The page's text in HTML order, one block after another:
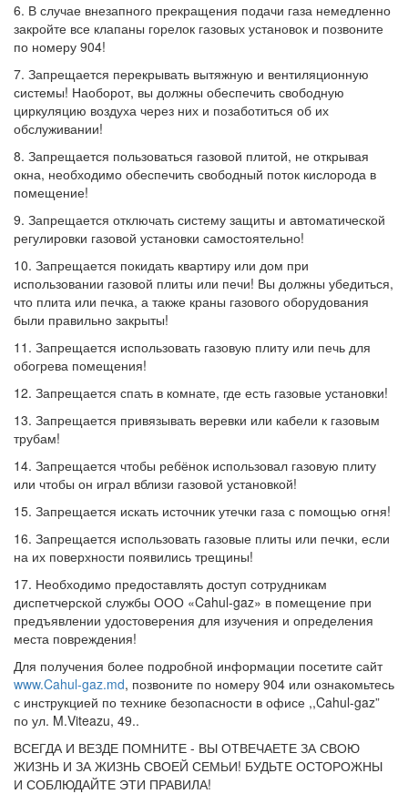
6. В случае внезапного прекращения подачи газа немедленно
закройте все клапаны горелок газовых установок и позвоните
по номеру 904!
7. Запрещается перекрывать вытяжную и вентиляционную
системы! Наоборот, вы должны обеспечить свободную
циркуляцию воздуха через них и позаботиться об их
обслуживании!
8. Запрещается пользоваться газовой плитой, не открывая
окна, необходимо обеспечить свободный поток кислорода в
помещение!
9. Запрещается отключать систему защиты и автоматической
регулировки газовой установки самостоятельно!
10. Запрещается покидать квартиру или дом при
использовании газовой плиты или печи! Вы должны убедиться,
что плита или печка, а также краны газового оборудования
были правильно закрыты!
11. Запрещается использовать газовую плиту или печь для
обогрева помещения!
12. Запрещается спать в комнате, где есть газовые установки!
13. Запрещается привязывать веревки или кабели к газовым
трубам!
14. Запрещается чтобы ребёнок использовал газовую плиту
или чтобы он играл вблизи газовой установкой!
15. Запрещается искать источник утечки газа с помощью огня!
16. Запрещается использовать газовые плиты или печки, если
на их поверхности появились трещины!
17. Необходимо предоставлять доступ сотрудникам
диспетчерской службы ООО «Cahul-gaz» в помещение при
предъявлении удостоверения для изучения и определения
места повреждения!
Для получения более подробной информации посетите сайт
www.Cahul-gaz.md, позвоните по номеру 904 или ознакомьтесь
с инструкцией по технике безопасности в офисе ,,Cahul-gaz”
по ул. M.Viteazu, 49..
ВСЕГДА И ВЕЗДЕ ПОМНИТЕ - ВЫ ОТВЕЧАЕТЕ ЗА СВОЮ
ЖИЗНЬ И ЗА ЖИЗНЬ СВОЕЙ СЕМЬИ! БУДЬТЕ ОСТОРОЖНЫ
И СОБЛЮДАЙТЕ ЭТИ ПРАВИЛА!